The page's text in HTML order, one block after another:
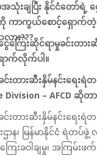
းချပြီး နိုင်ငံတော်ရဲ့ ငွ
ကို ကာကွယ်စောင့်ရှောက်တဲ့
ား???
ြေးဆိုင်ရာမှုခင်းတားဆီ
ာက်လိုက်ပါ။
းတားဆီးနှိမ်နင်းရေးရဲ
Division – AFCD ဆို
င်းတားဆီးနှိမ်နင်းရေး
န၊ မြန်မာနိုင်ငံ ရဲတပ်ဖွဲ့
ေးခဝါချမှု၊ အကြမ်းဖ